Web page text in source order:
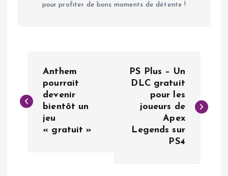
pour profiter de bons moments de détente !
v
Anthem
pourrait
devenir
bientôt un
jeu
« gratuit »
PS Plus – Un
DLC gratuit
pour les
joueurs de
Apex
Legends sur
PS4